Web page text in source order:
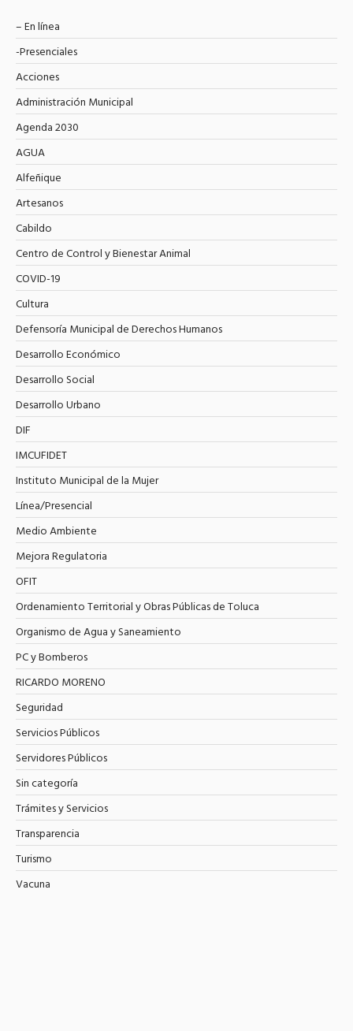
– En línea
-Presenciales
Acciones
Administración Municipal
Agenda 2030
AGUA
Alfeñique
Artesanos
Cabildo
Centro de Control y Bienestar Animal
COVID-19
Cultura
Defensoría Municipal de Derechos Humanos
Desarrollo Económico
Desarrollo Social
Desarrollo Urbano
DIF
IMCUFIDET
Instituto Municipal de la Mujer
Línea/Presencial
Medio Ambiente
Mejora Regulatoria
OFIT
Ordenamiento Territorial y Obras Públicas de Toluca
Organismo de Agua y Saneamiento
PC y Bomberos
RICARDO MORENO
Seguridad
Servicios Públicos
Servidores Públicos
Sin categoría
Trámites y Servicios
Transparencia
Turismo
Vacuna